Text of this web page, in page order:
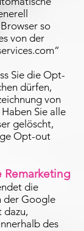
so
von der
Sie die Opt-
dürfen,
von
Sie alle
gelöscht,
Opt-out
Remarketing
die
der Google
dazu,
des